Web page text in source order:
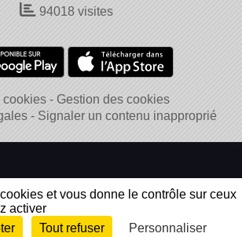
94018visites
cookies
Gestion des cookies
Signaler un contenu inapproprié
? Connexion
et vous donne le contrôle sur ceux
activer
Tout refuser Personnaliser